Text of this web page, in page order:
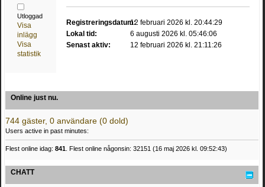
Utloggad
Visa
inlägg
Visa
statistik
Registreringsdatum:12 februari 2026 kl. 20:44:29
Lokal tid:
6 augusti 2026 kl. 05:46:06
Senast aktiv:
12 februari 2026 kl. 21:11:26
Online just nu.
744 gäster, 0 användare (0 dold)
Users active in past minutes:
Flest online idag: 841 . Flest online någonsin: 32151 (16 maj 2026 kl. 09:52:43)
CHATT